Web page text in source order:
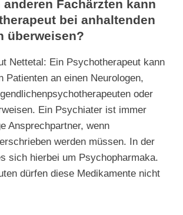
anderen Fachärzten kann
bei anhaltenden
überweisen?
Nettetal: Ein Psychotherapeut kann
Patienten an einen Neurologen,
oder
Ein Psychiater ist immer
Ansprechpartner, wenn
werden müssen. In der
sich hierbei um Psychopharmaka.
dürfen diese Medikamente nicht